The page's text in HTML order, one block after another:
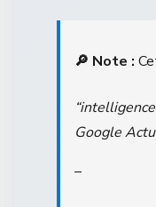
🔎 Note :
Google
–